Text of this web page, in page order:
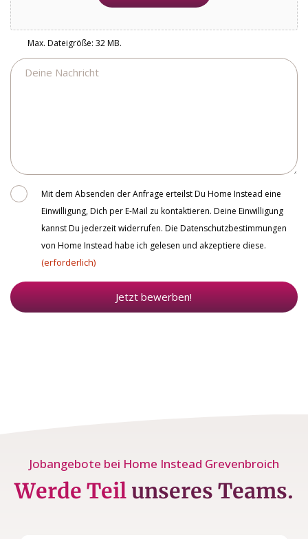
Max. Dateigröße: 32 MB.
Nachricht
ConsentMit dem Absenden der Anfrage erteilst Du Home Instead eine
Einwilligung, Dich per E-Mail zu kontaktieren. Deine Einwilligung
kannst Du jederzeit widerrufen. Die Datenschutzbestimmungen
von Home Instead habe ich gelesen und akzeptiere diese.
(erforderlich)
Jetzt bewerben!
Jobangebote bei Home Instead Grevenbroich
Werde Teil unseres Teams.